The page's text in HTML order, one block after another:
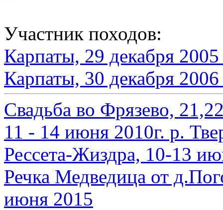
Участник походов:
Карпаты, 29 декабря
Карпаты, 30 декабря
Свадьба во Фрязево,
11 - 14 июня 2010г. р.
Рессета-Жиздра, 10-13
Речка Медведица от
июня 2015